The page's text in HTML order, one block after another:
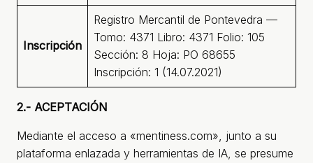
Inscripción
Registro Mercantil de Pontevedra —
Tomo: 4371 Libro: 4371 Folio: 105
Sección: 8 Hoja: PO 68655
Inscripción: 1 (14.07.2021)
2.- ACEPTACIÓN
Mediante el acceso a «mentiness.com», junto a su
plataforma enlazada y herramientas de IA, se presume